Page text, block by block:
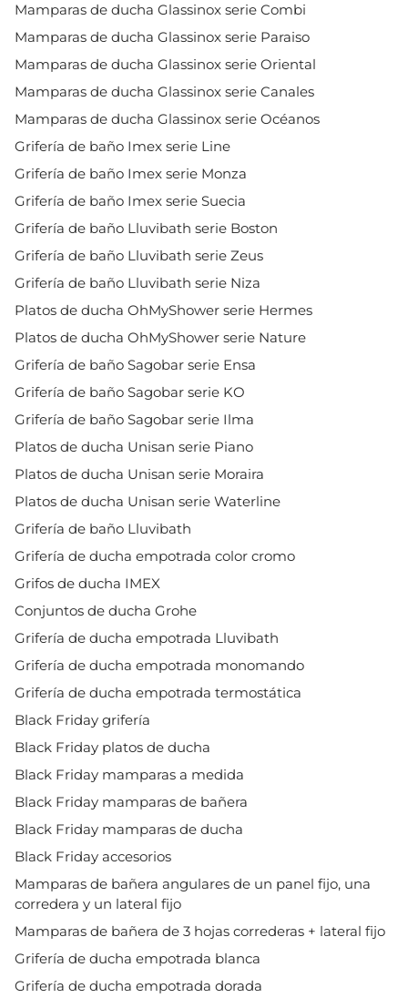
Mamparas de ducha Glassinox serie Combi
Mamparas de ducha Glassinox serie Paraiso
Mamparas de ducha Glassinox serie Oriental
Mamparas de ducha Glassinox serie Canales
Mamparas de ducha Glassinox serie Océanos
Grifería de baño Imex serie Line
Grifería de baño Imex serie Monza
Grifería de baño Imex serie Suecia
Grifería de baño Lluvibath serie Boston
Grifería de baño Lluvibath serie Zeus
Grifería de baño Lluvibath serie Niza
Platos de ducha OhMyShower serie Hermes
Platos de ducha OhMyShower serie Nature
Grifería de baño Sagobar serie Ensa
Grifería de baño Sagobar serie KO
Grifería de baño Sagobar serie Ilma
Platos de ducha Unisan serie Piano
Platos de ducha Unisan serie Moraira
Platos de ducha Unisan serie Waterline
Grifería de baño Lluvibath
Grifería de ducha empotrada color cromo
Grifos de ducha IMEX
Conjuntos de ducha Grohe
Grifería de ducha empotrada Lluvibath
Grifería de ducha empotrada monomando
Grifería de ducha empotrada termostática
Black Friday grifería
Black Friday platos de ducha
Black Friday mamparas a medida
Black Friday mamparas de bañera
Black Friday mamparas de ducha
Black Friday accesorios
Mamparas de bañera angulares de un panel fijo, una
corredera y un lateral fijo
Mamparas de bañera de 3 hojas correderas + lateral fijo
Grifería de ducha empotrada blanca
Grifería de ducha empotrada dorada